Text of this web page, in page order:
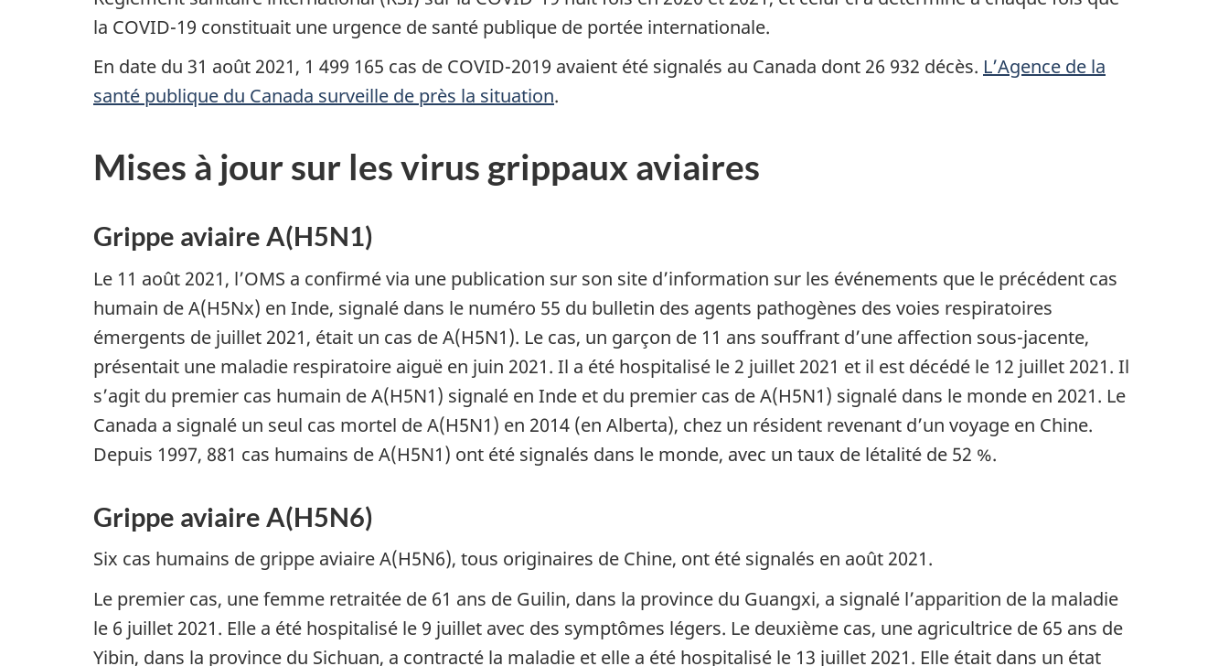
la COVID-19 constituait une urgence de santé publique de portée internationale.
En date du 31 août 2021, 1 499 165 cas de COVID-2019 avaient été signalés au Canada dont 26 932 décès. L’Agence de la
santé publique du Canada surveille de près la situation.
Mises à jour sur les virus grippaux aviaires
Grippe aviaire A(H5N1)
Le 11 août 2021, l’OMS a confirmé via une publication sur son site d’information sur les événements que le précédent cas
humain de A(H5Nx) en Inde, signalé dans le numéro 55 du bulletin des agents pathogènes des voies respiratoires
émergents de juillet 2021, était un cas de A(H5N1). Le cas, un garçon de 11 ans souffrant d’une affection sous-jacente,
présentait une maladie respiratoire aiguë en juin 2021. Il a été hospitalisé le 2 juillet 2021 et il est décédé le 12 juillet 2021. Il
s’agit du premier cas humain de A(H5N1) signalé en Inde et du premier cas de A(H5N1) signalé dans le monde en 2021. Le
Canada a signalé un seul cas mortel de A(H5N1) en 2014 (en Alberta), chez un résident revenant d’un voyage en Chine.
Depuis 1997, 881 cas humains de A(H5N1) ont été signalés dans le monde, avec un taux de létalité de 52 %.
Grippe aviaire A(H5N6)
Six cas humains de grippe aviaire A(H5N6), tous originaires de Chine, ont été signalés en août 2021.
Le premier cas, une femme retraitée de 61 ans de Guilin, dans la province du Guangxi, a signalé l’apparition de la maladie
le 6 juillet 2021. Elle a été hospitalisé le 9 juillet avec des symptômes légers. Le deuxième cas, une agricultrice de 65 ans de
Yibin, dans la province du Sichuan, a contracté la maladie et elle a été hospitalisé le 13 juillet 2021. Elle était dans un état